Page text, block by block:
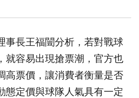
事長王福闓分析，若對戰球
就容易出現搶票潮，官方也
高票價，讓消費者衡量是否
態定價與球隊人氣具有一定